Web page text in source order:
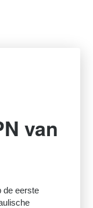
van
de eerste